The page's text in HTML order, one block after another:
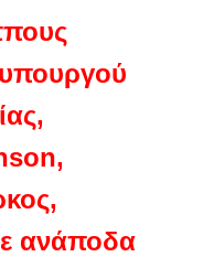
ανάποδα